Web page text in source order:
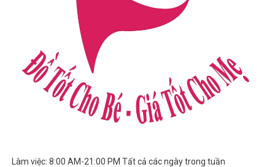
Làm việc: 8:00 AM-21:00 PM Tất cả các ngày trong tuần